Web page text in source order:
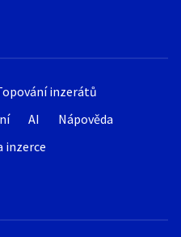
inzerátů
AI
Nápověda
inzerce